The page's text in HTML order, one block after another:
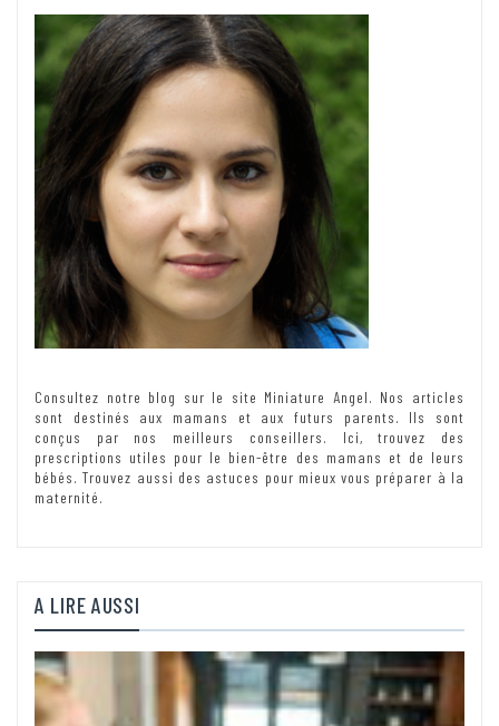
Consultez notre blog sur le site Miniature Angel. Nos articles
sont destinés aux mamans et aux futurs parents. Ils sont
conçus par nos meilleurs conseillers. Ici, trouvez des
prescriptions utiles pour le bien-être des mamans et de leurs
bébés. Trouvez aussi des astuces pour mieux vous préparer à la
maternité.
A LIRE AUSSI